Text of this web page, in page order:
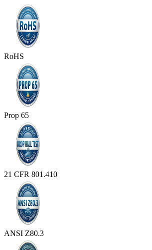
RoHS
Prop 65
21 CFR 801.410
ANSI Z80.3